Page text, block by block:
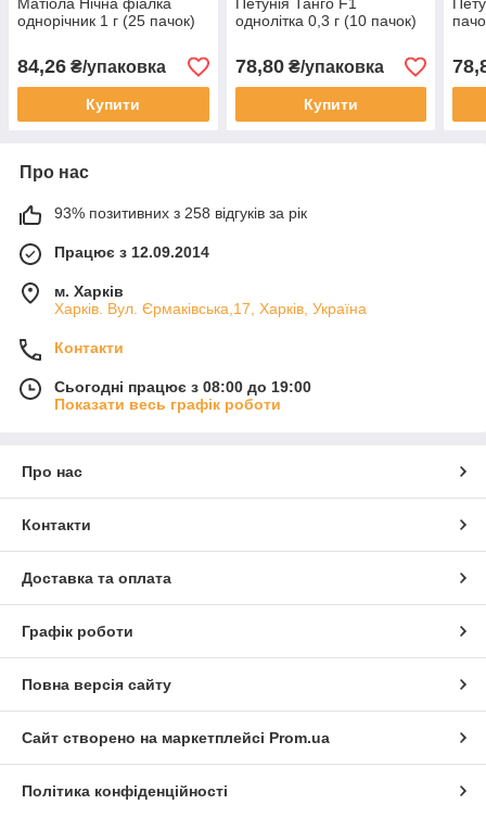
Матіола Нічна фіалка
однорічник 1 г (25 пачок)
84,26 ₴/упаковка
Купити
Петунія Танго F1
однолітка 0,3 г (10 пачок)
78,80₴/упаковка
Купити
Про нас
93% позитивних з 258 відгуків за рік
Працює з 12.09.2014
м. Харків
Харків. Вул. Єрмаківська,17, Харків, Україна
Контакти
Сьогодні працює з 08:00 до 19:00
Показати весь графік роботи
Про нас
Контакти
Доставка та оплата
Графік роботи
Повна версія сайту
Сайт створено на маркетплейсі Prom.ua
Політика конфіденційності